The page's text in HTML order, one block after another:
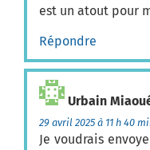
est un atout pour
Répondre
Urbain
29 avril 2025 à 11 h 40
Je voudrais